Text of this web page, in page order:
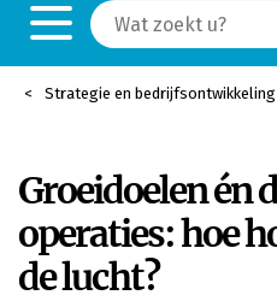
Strategie en bedrijfsontwikkeling
Groeidoelen én
operaties: hoe
de lucht?